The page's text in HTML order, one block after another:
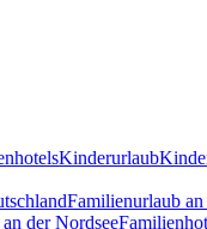
Kinderurlaub
Familienurlaub an
der Nordsee